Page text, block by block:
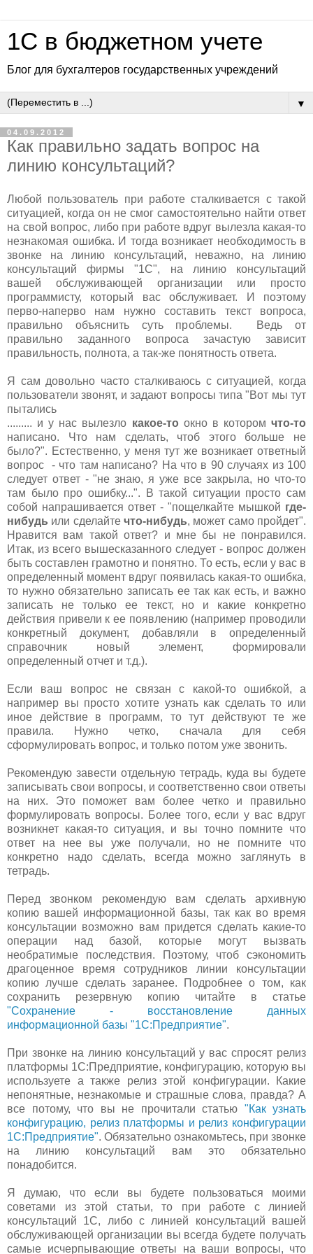
1C в бюджетном учете
Блог для бухгалтеров государственных учреждений
▼
04.09.2012
Как правильно задать вопрос на
линию консультаций?
Любой пользователь при работе сталкивается с такой
ситуацией, когда он не смог самостоятельно найти ответ
на свой вопрос, либо при работе вдруг вылезла какая-то
незнакомая ошибка. И тогда возникает необходимость в
звонке на линию консультаций, неважно, на линию
консультаций фирмы "1С", на линию консультаций
вашей обслуживающей организации или просто
программисту, который вас обслуживает. И поэтому
перво-наперво нам нужно составить текст вопроса,
правильно объяснить суть проблемы. Ведь от
правильно заданного вопроса зачастую зависит
правильность, полнота, а так-же понятность ответа.
Я сам довольно часто сталкиваюсь с ситуацией, когда
пользователи звонят, и задают вопросы типа "Вот мы тут
пытались
......... и у нас вылезло какое-то окно в которомчто-то
написано. Что нам сделать, чтоб этого больше не
было?". Естественно, у меня тут же возникает ответный
вопрос - что там написано? На что в 90 случаях из 100
следует ответ - "не знаю, я уже все закрыла, но что-то
там было про ошибку...". В такой ситуации просто сам
собой напрашивается ответ - "пощелкайте мышкой где-
нибудь или сделайте что-нибудь, может само пройдет".
Нравится вам такой ответ? и мне бы не понравился.
Итак, из всего вышесказанного следует - вопрос должен
быть составлен грамотно и понятно. То есть, если у вас в
определенный момент вдруг появилась какая-то ошибка,
то нужно обязательно записать ее так как есть, и важно
записать не только ее текст, но и какие конкретно
действия привели к ее появлению (например проводили
конкретный документ, добавляли в определенный
справочник новый элемент, формировали
определенный отчет и т.д.).
Если ваш вопрос не связан с какой-то ошибкой, а
например вы просто хотите узнать как сделать то или
иное действие в программ, то тут действуют те же
правила. Нужно четко, сначала для себя
сформулировать вопрос, и только потом уже звонить.
Рекомендую завести отдельную тетрадь, куда вы будете
записывать свои вопросы, и соответственно свои ответы
на них. Это поможет вам более четко и правильно
формулировать вопросы. Более того, если у вас вдруг
возникнет какая-то ситуация, и вы точно помните что
ответ на нее вы уже получали, но не помните что
конкретно надо сделать, всегда можно заглянуть в
тетрадь.
Перед звонком рекомендую вам сделать архивную
копию вашей информационной базы, так как во время
консультации возможно вам придется сделать какие-то
операции над базой, которые могут вызвать
необратимые последствия. Поэтому, чтоб сэкономить
драгоценное время сотрудников линии консультации
копию лучше сделать заранее. Подробнее о том, как
сохранить резервную копию читайте в статье
"Сохранение - восстановление данных
информационной базы "1С:Предприятие".
При звонке на линию консультаций у вас спросят релиз
платформы 1С:Предприятие, конфигурацию, которую вы
используете а также релиз этой конфигурации. Какие
непонятные, незнакомые и страшные слова, правда? А
все потому, что вы не прочитали статью "Как узнать
конфигурацию, релиз платформы и релиз конфигурации
1С:Предприятие". Обязательно ознакомьтесь, при звонке
на линию консультаций вам это обязательно
понадобится.
Я думаю, что если вы будете пользоваться моими
советами из этой статьи, то при работе с линией
консультаций 1С, либо с линией консультаций вашей
обслуживающей организации вы всегда будете получать
самые исчерпывающие ответы на ваши вопросы, что